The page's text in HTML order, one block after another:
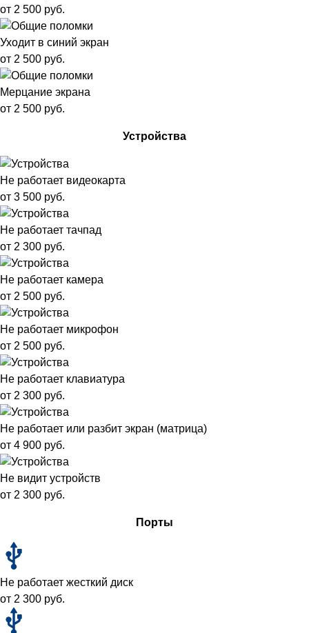
от 2 500 руб.
Уходит в синий экран
от 2 500 руб.
Мерцание экрана
от 2 500 руб.
Устройства
Не работает видеокарта
от 3 500 руб.
Не работает тачпад
от 2 300 руб.
Не работает камера
от 2 500 руб.
Не работает микрофон
от 2 500 руб.
Не работает клавиатура
от 2 300 руб.
Не работает или разбит экран (матрица)
от 4 900 руб.
Не видит устройств
от 2 300 руб.
Порты
Не работает жесткий диск
от 2 300 руб.